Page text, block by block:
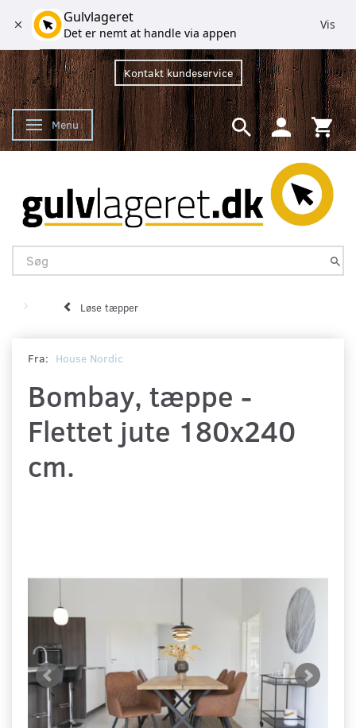
Kontakt kundeservice
Skifte navigation
Menu
Løse tæpper
Fra: House Nordic
Bombay, tæppe -
Flettet jute 180x240
cm.
Gulvlageret
Det er nemt at handle via appen
Vis